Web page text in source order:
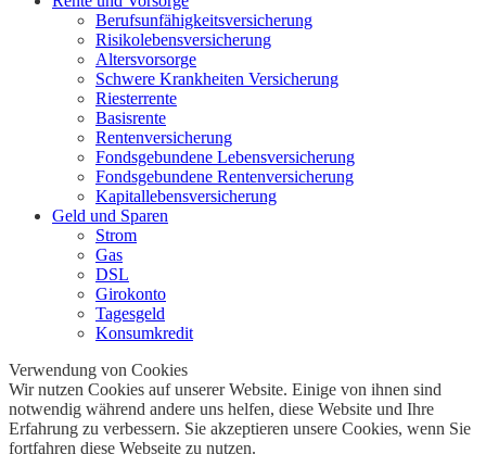
Berufs­unfähigkeitsversicherung
Risikolebensversicherung
Altersvorsorge
Schwere Krankheiten Versicherung
Riesterrente
Basisrente
Rentenversicherung
Fondsgebundene Lebensversicherung
Fondsgebundene Rentenversicherung
Kapitallebensversicherung
Geld und Sparen
Strom
Gas
DSL
Girokonto
Tagesgeld
Konsumkredit
Verwendung von Cookies
Wir nutzen Cookies auf unserer Website. Einige von ihnen sind
notwendig während andere uns helfen, diese Website und Ihre
Erfahrung zu verbessern. Sie akzeptieren unsere Cookies, wenn Sie
fortfahren diese Webseite zu nutzen.